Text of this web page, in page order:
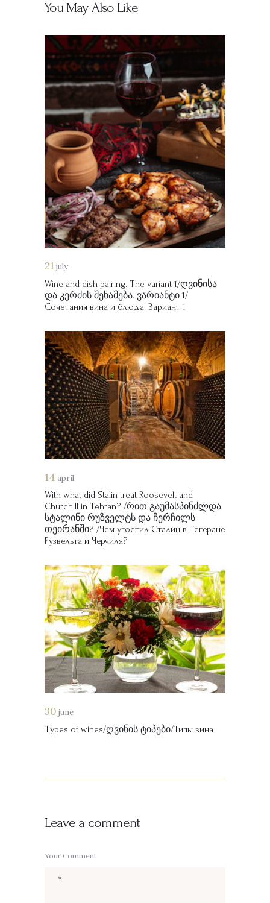
You May Also Like
21 july
Wine and dish pairing. The variant 1/ღვინისა
და კერძის შეხამება. ვარიანტი 1/
Сочетания вина и блюда. Вариант 1
14 april
With what did Stalin treat Roosevelt and
Churchill in Tehran? /რით გაუმასპინძლდა
სტალინი რუზველტს და ჩერჩილს
თეირანში? /Чем угостил Сталин в Тегеране
Рузвельта и Черчиля?
30 june
Types of wines/ღვინის ტიპები/Типы вина
Leave a comment
Your Comment